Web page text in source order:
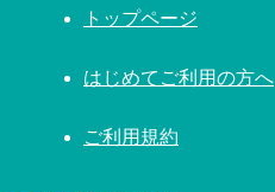
トップページ
はじめてご利用の方へ
ご利用規約